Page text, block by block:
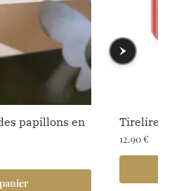
papillons en
Tirelire
12.90€